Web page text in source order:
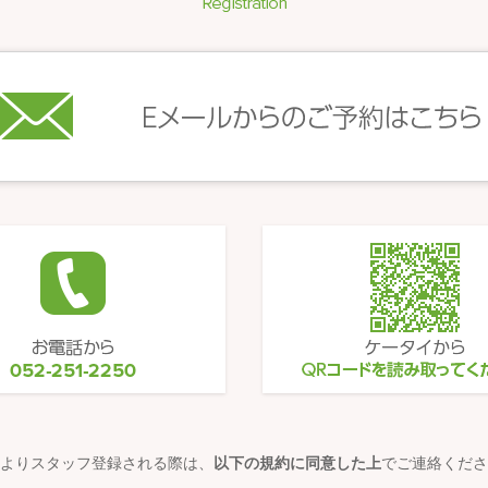
りスタッフ登録される際は、 以下の規約に同意した上でご連絡くだ